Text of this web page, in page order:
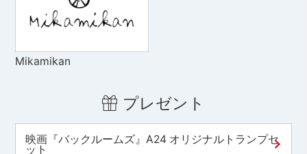
Mikamikan
プレゼント
映画『バックルームズ』A24 オリジナルトランプセ
ット